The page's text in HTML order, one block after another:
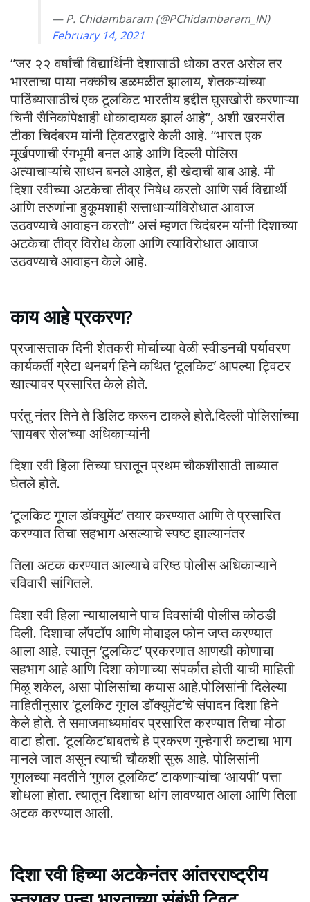
— P. Chidambaram (@PChidambaram_IN)
February 14, 2021
“जर २२ वर्षांची विद्यार्थिनी देशासाठी धोका ठरत असेल तर
भारताचा पाया नक्कीच डळमळीत झालाय, शेतकऱ्यांच्या
पाठिंब्यासाठीचं एक टूलकिट भारतीय हद्दीत घुसखोरी करणाऱ्या
चिनी सैनिकांपेक्षाही धोकादायक झालं आहे”, अशी खरमरीत
टीका चिदंबरम यांनी ट्विटरद्वारे केली आहे. “भारत एक
मूर्खपणाची रंगभूमी बनत आहे आणि दिल्ली पोलिस
अत्याचाऱ्यांचे साधन बनले आहेत, ही खेदाची बाब आहे. मी
दिशा रवीच्या अटकेचा तीव्र निषेध करतो आणि सर्व विद्यार्थी
आणि तरुणांना हुकूमशाही सत्ताधाऱ्यांविरोधात आवाज
उठवण्याचे आवाहन करतो” असं म्हणत चिदंबरम यांनी दिशाच्या
अटकेचा तीव्र विरोध केला आणि त्याविरोधात आवाज
उठवण्याचे आवाहन केले आहे.
काय आहे प्रकरण?
प्रजासत्ताक दिनी शेतकरी मोर्चाच्या वेळी स्वीडनची पर्यावरण
कार्यकर्ती ग्रेटा थनबर्ग हिने कथित ‘टूलकिट’ आपल्या ट्विटर
खात्यावर प्रसारित केले होते.
परंतु नंतर तिने ते डिलिट करून टाकले होते.दिल्ली पोलिसांच्या
‘सायबर सेल’च्या अधिकाऱ्यांनी
दिशा रवी हिला तिच्या घरातून प्रथम चौकशीसाठी ताब्यात
घेतले होते.
‘टूलकिट गूगल डॉक्युमेंट’ तयार करण्यात आणि ते प्रसारित
करण्यात तिचा सहभाग असल्याचे स्पष्ट झाल्यानंतर
तिला अटक करण्यात आल्याचे वरिष्ठ पोलीस अधिकाऱ्याने
रविवारी सांगितले.
दिशा रवी हिला न्यायालयाने पाच दिवसांची पोलीस कोठडी
दिली. दिशाचा लॅपटॉप आणि मोबाइल फोन जप्त करण्यात
आला आहे. त्यातून ‘टुलकिट’ प्रकरणात आणखी कोणाचा
सहभाग आहे आणि दिशा कोणाच्या संपर्कात होती याची माहिती
मिळू शकेल, असा पोलिसांचा कयास आहे.पोलिसांनी दिलेल्या
माहितीनुसार ‘टूलकिट गूगल डॉक्युमेंट’चे संपादन दिशा हिने
केले होते. ते समाजमाध्यमांवर प्रसारित करण्यात तिचा मोठा
वाटा होता. ‘टूलकिट’बाबतचे हे प्रकरण गुन्हेगारी कटाचा भाग
मानले जात असून त्याची चौकशी सुरू आहे. पोलिसांनी
गूगलच्या मदतीने ‘गुगल टूलकिट’ टाकणाऱ्यांचा ‘आयपी’ पत्ता
शोधला होता. त्यातून दिशाचा थांग लावण्यात आला आणि तिला
अटक करण्यात आली.
दिशा रवी हिच्या अटकेनंतर आंतरराष्ट्रीय